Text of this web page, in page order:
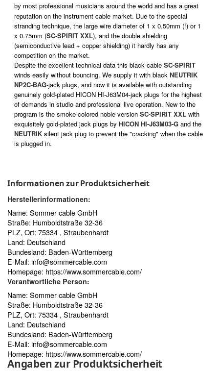
by most professional musicians around the world and has a great
reputation on the instrument cable market. Due to the special
stranding technique, the large wire diameter of 1 x 0.50mm (!) or 1
x 0.75mm (SC-SPIRIT XXL), and the double shielding
(semiconductive lead + copper shielding) it hardly has any
competition on the market.
Despite the excellent technical data this black cable SC-SPIRIT
winds easily without bouncing. We supply it with black NEUTRIK
NP2C-BAG-jack plugs, and now it is available with outstanding
genuinely gold-plated HICON HI-J63M04-jack plugs for the highest
of demands in studio and professional live operation. New to the
program is the smoke-colored noble version SC-SPIRIT XXLwith
exquisitely gold-plated jack plugs by HICON HI-J63M03-Gand the
NEUTRIKsilent jack plug to prevent the "cracking" when the cable
is plugged in.
Informationen zur Produktsicherheit
Herstellerinformationen:
Name: Sommer cable GmbH
Straße: Humboldtstraße 32-36
PLZ, Ort: 75334 , Straubenhardt
Land: Deutschland
Bundesland: Baden-Württemberg
E-Mail: info@sommercable.com
Homepage: https://www.sommercable.com/
Verantwortliche Person:
Name: Sommer cable GmbH
Straße: Humboldtstraße 32-36
PLZ, Ort: 75334 , Straubenhardt
Land: Deutschland
Bundesland: Baden-Württemberg
E-Mail: info@sommercable.com
Homepage: https://www.sommercable.com/
Angaben zur Produktsicherheit